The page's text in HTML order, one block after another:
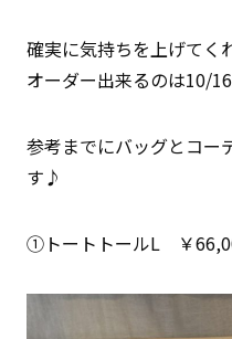
確実に気持ちを上げて
オーダー出来るのは10/
参考までにバッグとコー
す♪
①トートトールL ￥